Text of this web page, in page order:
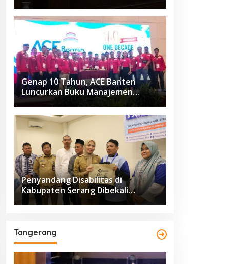
Genap 10 Tahun, ACE Banten
Luncurkan Buku Manajemen
Fasilitas
Penyandang Disabilitas di
Kabupaten Serang Dibekali
Pelatihan Pengolahan Hasil
Tangerang